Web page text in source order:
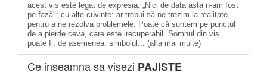
acest vis este legat de expresia: „Nici de data asta n-am fost
pe fază"; cu alte cuvinte: ar trebui să ne trezim la realitate,
pentru a ne rezolva problemele. Poate că suntem pe punctul
de a pierde ceva, care este irecuperabil. Somnul din vis
poate fi, de asemenea, simbolul... (afla mai multe)
Ce inseamna sa visezi PAJISTE